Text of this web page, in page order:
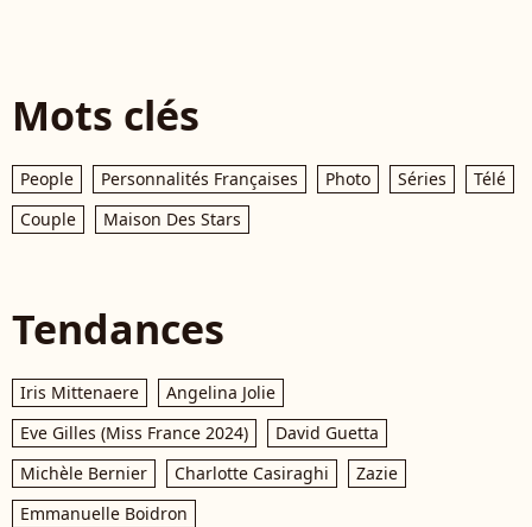
Mots clés
People Personnalités Françaises Photo Séries
Télé
Couple
Maison Des Stars
Tendances
Iris Mittenaere
Angelina Jolie
Eve Gilles (Miss France 2024)
David Guetta
Michèle Bernier
Charlotte Casiraghi
Zazie
Emmanuelle Boidron